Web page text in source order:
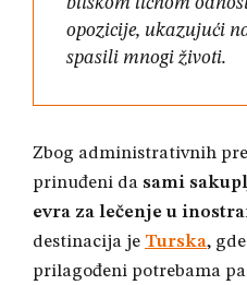
opozicije, ukazujući
spasili mnogi životi.
Zbog administrativnih
prinuđeni da sami
evra za lečenje u
destinacija je Turska,
prilagođeni potrebama